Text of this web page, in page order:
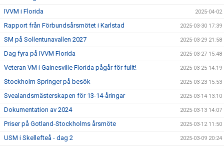
IVVM i Florida 2025-04-02
Rapport från Förbundsårsmötet i Karlstad 2025-03-30 17:39
SM på Sollentunavallen 2027 2025-03-29 21:58
Dag fyra på IVVM Florida 2025-03-27 15:48
Veteran VM i Gainesville Florida pågår för fullt! 2025-03-25 14:19
Stockholm Springer på besök 2025-03-23 15:53
Svealandsmästerskapen för 13-14-åringar 2025-03-14 13:10
Dokumentation av 2024 2025-03-13 14:07
Priser på Gotland-Stockholms årsmöte 2025-03-12 11:50
USM i Skellefteå - dag 2 2025-03-09 20:24